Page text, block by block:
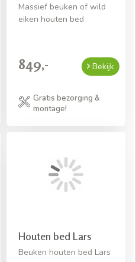
Massief beuken of wild
eiken houten bed
849,- Bekijk
Gratis bezorging &
montage!
Houten bed Lars
Beuken houten bed Lars